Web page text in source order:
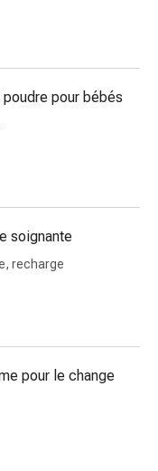
poudre pour bébés
soignante
recharge
pour le change